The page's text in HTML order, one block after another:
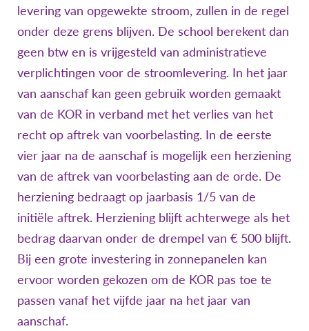
levering van opgewekte stroom, zullen in de regel
onder deze grens blijven. De school berekent dan
geen btw en is vrijgesteld van administratieve
verplichtingen voor de stroomlevering. In het jaar
van aanschaf kan geen gebruik worden gemaakt
van de KOR in verband met het verlies van het
recht op aftrek van voorbelasting. In de eerste
vier jaar na de aanschaf is mogelijk een herziening
van de aftrek van voorbelasting aan de orde. De
herziening bedraagt op jaarbasis 1/5 van de
initiële aftrek. Herziening blijft achterwege als het
bedrag daarvan onder de drempel van € 500 blijft.
Bij een grote investering in zonnepanelen kan
ervoor worden gekozen om de KOR pas toe te
passen vanaf het vijfde jaar na het jaar van
aanschaf.